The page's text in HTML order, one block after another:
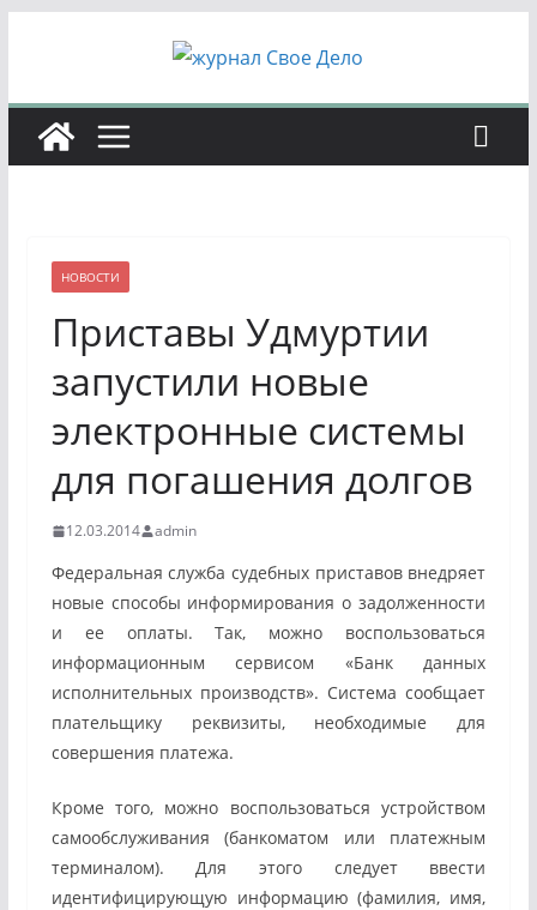
НОВОСТИ
Приставы Удмуртии
запустили новые
электронные системы
для погашения долгов
12.03.2014 admin
Федеральная служба судебных приставов внедряет
новые способы информирования о задолженности
и ее оплаты. Так, можно воспользоваться
информационным сервисом «Банк данных
исполнительных производств». Система сообщает
плательщику реквизиты, необходимые для
совершения платежа.
Кроме того, можно воспользоваться устройством
самообслуживания (банкоматом или платежным
терминалом). Для этого следует ввести
идентифицирующую информацию (фамилия, имя,